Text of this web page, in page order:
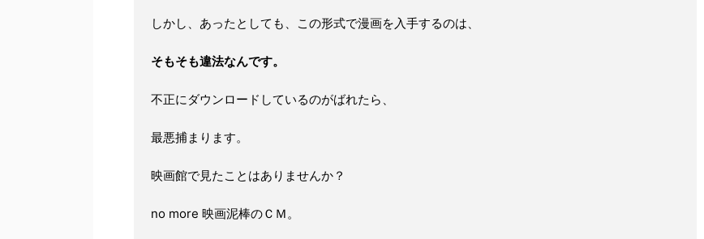
しかし、あったとしても、この形式で漫画を入手するのは、
そもそも違法なんです。
不正にダウンロードしているのがばれたら、
最悪捕まります。
映画館で見たことはありませんか？
no more 映画泥棒のＣＭ。